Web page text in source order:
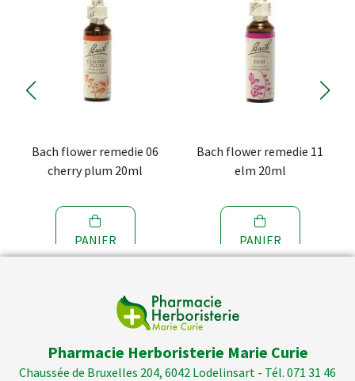
Bach flower remedie 06
cherry plum 20ml
PANIER
Bach flower remedie 11
elm 20ml
PANIER
Pharmacie Herboristerie Marie Curie
Chaussée de Bruxelles 204, 6042 Lodelinsart - Tél. 071 31 46